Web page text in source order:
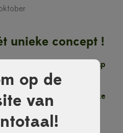
op de
van
unieke concept !
kennis en vakmanschap
door ons
kwaliteit voor een eerlijke